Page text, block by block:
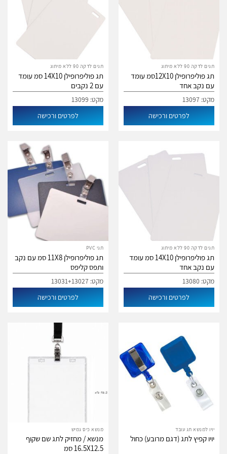
תגים לדקה 90 ללא מיתוג
תג פוליפרופילן 12X10סמ עומד
עם נקב אחד
מקט: 13097
לפרטים ורכישה
תגים לדקה 90 ללא מיתוג
תג פוליפרופילן 14X10 סמ עומד
עם 2 נקבים
מקט: 13099
לפרטים ורכישה
תגים לדקה 90 ללא מיתוג
תג פוליפרופילן 14X10 סמ עומד
עם נקב אחד
מקט: 13080
לפרטים ורכישה
תגי PVC
תג פוליפרופילן 11X8 סמ עם נקב
ותפס קליפס
מקט: 13031+13027
לפרטים ורכישה
יויו למנשא תג עובד
יויו קפיץ לתג (דגם מרובע) כחול
מנשא כיס גמיש
מנשא / מחזיק לתג שם שקוף
16.5X12.5 סמ